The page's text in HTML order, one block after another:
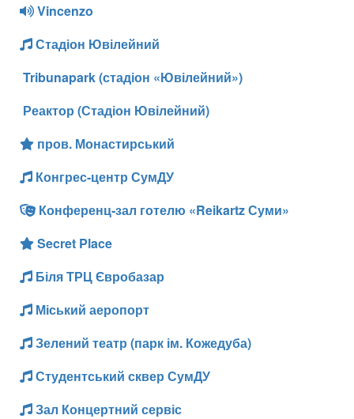
Vincenzo
Стадіон Ювілейний
Tribunapark (стадіон «Ювілейний»)
Реактор (Стадіон Ювілейний)
пров. Монастирський
Конгрес-центр СумДУ
Конференц-зал готелю «Reikartz Суми»
Secret Place
Біля ТРЦ Євробазар
Міський аеропорт
Зелений театр (парк ім. Кожедуба)
Студентський сквер СумДУ
Зал Концертний сервіс